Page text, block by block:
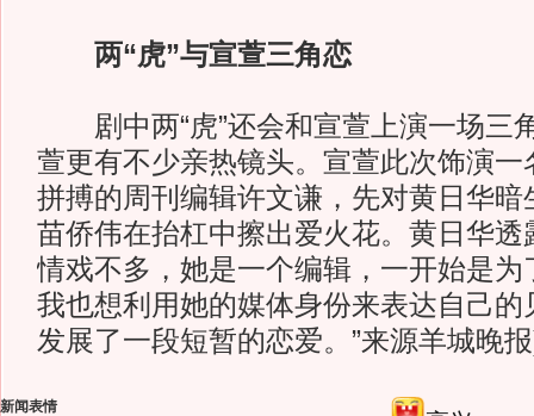
两“虎”与宣萱三角恋
剧中两“虎”还会和宣萱上演一场三
萱更有不少亲热镜头。宣萱此次饰演一
拼搏的周刊编辑许文谦，先对黄日华暗
苗侨伟在抬杠中擦出爱火花。黄日华透
情戏不多，她是一个编辑，一开始是为
我也想利用她的媒体身份来表达自己的
发展了一段短暂的恋爱。”来源羊城晚
新闻表情